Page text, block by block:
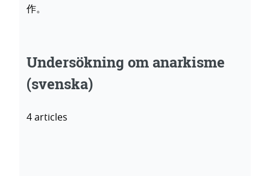
作。
Undersökning om anarkisme
(svenska)
4 articles